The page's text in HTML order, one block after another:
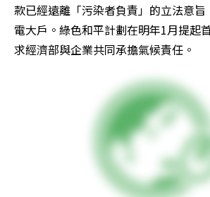
款已經遠離「污染者負責」的立法意
電大戶。綠色和平計劃在明年1月提起
求經濟部與企業共同承擔氣候責任。